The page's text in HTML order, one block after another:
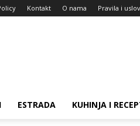
Kontakt O nama Pravila i
ESTRADA KUHINJA I